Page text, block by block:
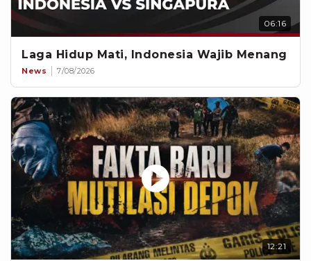
06:16
Laga Hidup Mati, Indonesia Wajib Menang
News 7/08/2026
12:21